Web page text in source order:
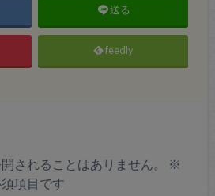
送る
feedly
されることはありません。
※
項目です